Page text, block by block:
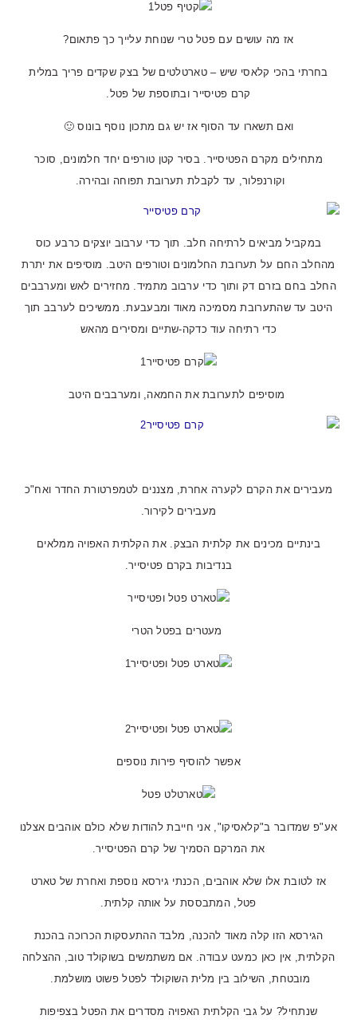
אז מה עושים עם פטל טרי שנוחת עלייך כך פתאום?
בחרתי בהכי קלאסי שיש – טארטלטים של בצק שקדים פריך במלית
קרם פטיסייר ובתוספת של פטל.
ואם תשארו עד הסוף אז יש גם מתכון נוסף בונוס 🙂
מתחילים מקרם הפטיסייר. בסיר קטן טורפים יחד חלמונים, סוכר
וקורנפלור, עד לקבלת תערובת תפוחה ובהירה.
במקביל מביאים לרתיחה חלב. תוך כדי ערבוב יוצקים כרבע כוס
מהחלב החם על תערובת החלמונים וטורפים היטב. מוסיפים את יתרת
החלב בחם בזרם דק ותוך כדי ערבוב מתמיד. מחזירים לאש ומערבבים
היטב עד שהתערובת מסמיכה מאוד ומבעבעת. ממשיכים לערבב תוך
כדי רתיחה עוד כדקה-שתיים ומסירים מהאש
מוסיפים לתערובת את החמאה, ומערבבים היטב
מעבירים את הקרם לקערה אחרת, מצננים לטמפרטורת החדר ואח"כ
מעבירים לקירור.
בינתיים מכינים את קלתית הבצק. את הקלתית האפויה ממלאים
בנדיבות בקרם פטיסייר.
מעטרים בפטל הטרי
אפשר להוסיף פירות נוספים
אע"פ שמדובר ב"קלאסיקו", אני חייבת להודות שלא כולם אוהבים אצלנו
את המרקם הסמיך של קרם הפטיסייר.
אז לטובת אלו שלא אוהבים, הכנתי גירסא נוספת ואחרת של טארט
פטל, המתבססת על אותה קלתית.
הגירסא הזו קלה מאוד להכנה, מלבד ההתעסקות הכרוכה בהכנת
הקלתית, אין כאן כמעט עבודה. אם משתמשים בשוקולד טוב, ההצלחה
מובטחת, השילוב בין מלית השוקולד לפטל פשוט מושלמת.
שנתחיל? על גבי הקלתית האפויה מסדרים את הפטל בצפיפות